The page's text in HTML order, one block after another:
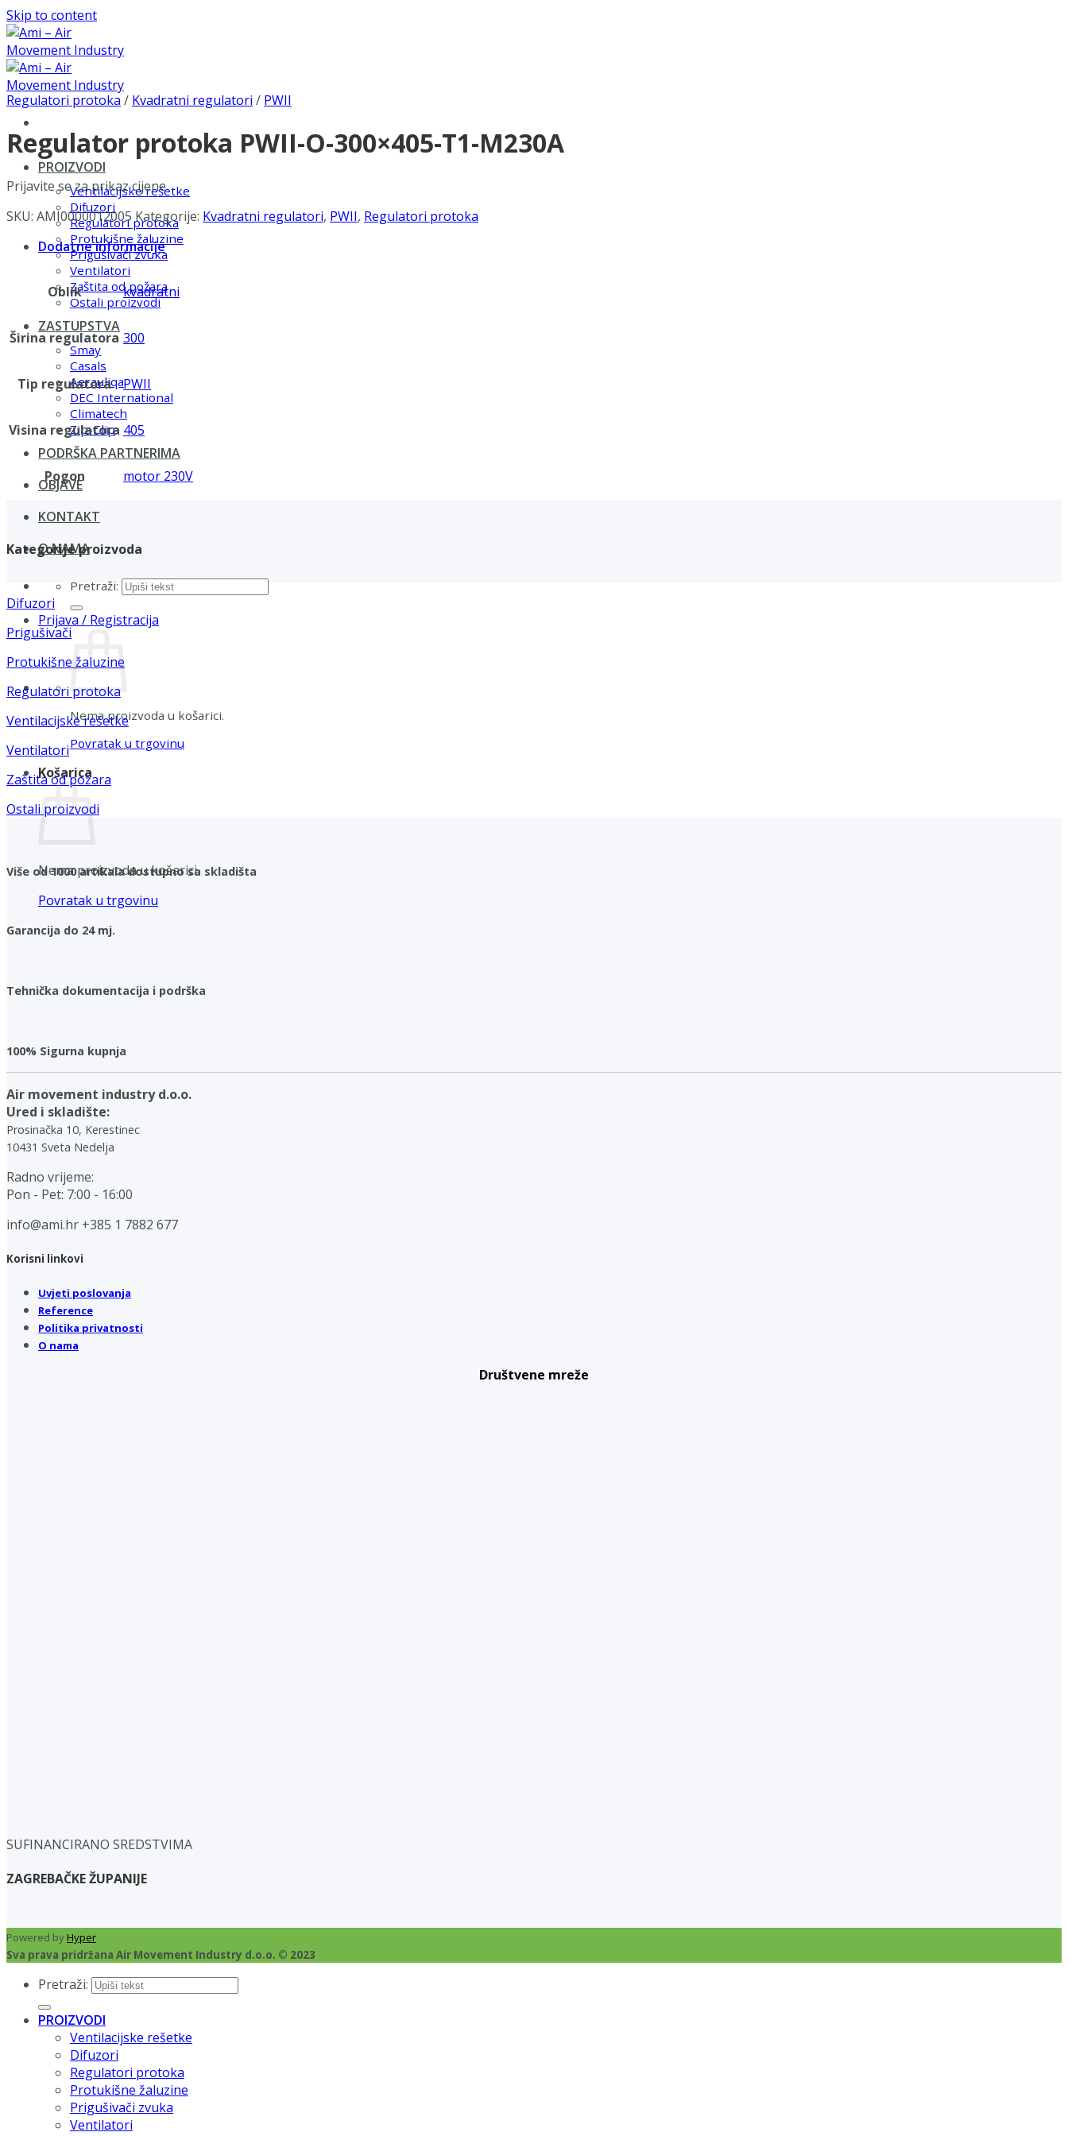
Skip to content
PROIZVODI
Ventilacijske rešetke
Difuzori
Regulatori protoka
Protukišne žaluzine
Prigušivači zvuka
Ventilatori
Zaštita od požara
Ostali proizvodi
ZASTUPSTVA
Smay
Casals
Aerauliqa
DEC International
Climatech
Zip-Clip
PODRŠKA PARTNERIMA
OBJAVE
KONTAKT
O NAMA
Pretraži:
Prijava / Registracija
Nema proizvoda u košarici.
Povratak u trgovinu
Košarica
Nema proizvoda u košarici.
Povratak u trgovinu
Regulatori protoka / Kvadratni regulatori / PWII
Regulator protoka PWII-O-300×405-T1-M230A
Prijavite se za prikaz cijene
SKU: AMI0000012005 Kategorije: Kvadratni regulatori, PWII, Regulatori protoka
Dodatne informacije
Oblik kvadratni
Širina regulatora 300
Tip regulatora PWII
Visina regulatora 405
Pogon motor 230V
Kategorije proizvoda
Difuzori
Prigušivači
Protukišne žaluzine
Regulatori protoka
Ventilacijske rešetke
Ventilatori
Zaštita od požara
Ostali proizvodi
Više od 1000 artikala dostupno sa skladišta
Garancija do 24 mj.
Tehnička dokumentacija i podrška
100% Sigurna kupnja
Air movement industry d.o.o.
Ured i skladište:
Prosinačka 10, Kerestinec
10431 Sveta Nedelja
Radno vrijeme:
Pon - Pet: 7:00 - 16:00
info@ami.hr +385 1 7882 677
Korisni linkovi
Uvjeti poslovanja
Reference
Politika privatnosti
O nama
Društvene mreže
SUFINANCIRANO SREDSTVIMA
ZAGREBAČKE ŽUPANIJE
Powered byHyper
Sva prava pridržana Air Movement Industry d.o.o. © 2023
Pretraži:
PROIZVODI
Ventilacijske rešetke
Difuzori
Regulatori protoka
Protukišne žaluzine
Prigušivači zvuka
Ventilatori